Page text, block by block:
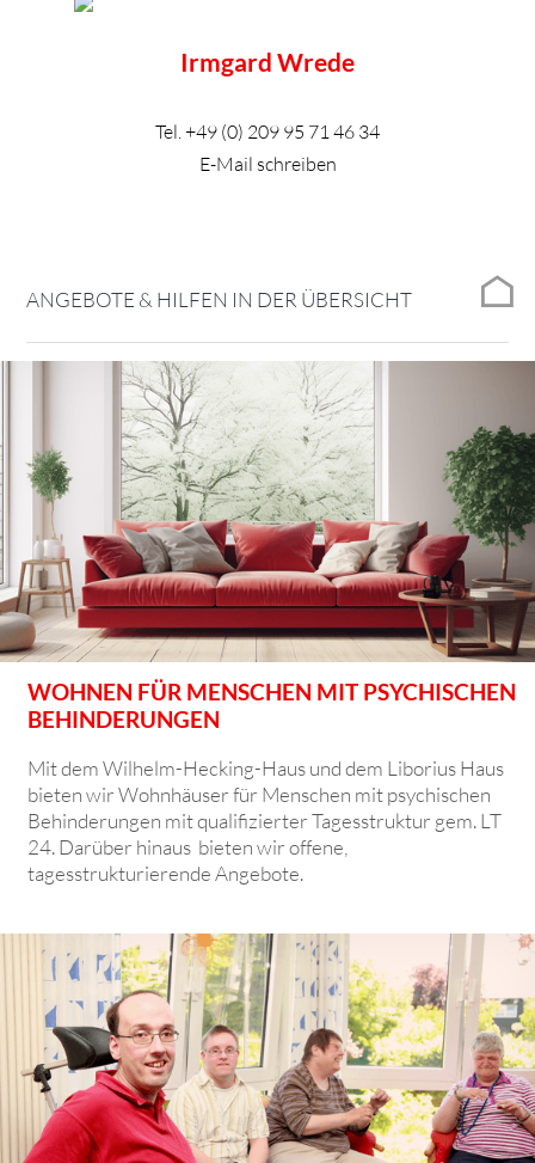
Irmgard Wrede
Tel. +49 (0) 209 95 71 46 34
E-Mail schreiben
ANGEBOTE & HILFEN IN DER ÜBERSICHT
WOHNEN FÜR MENSCHEN MIT PSYCHISCHEN
BEHINDERUNGEN
Mit dem Wilhelm-Hecking-Haus und dem Liborius Haus
bieten wir Wohnhäuser für Menschen mit psychischen
Behinderungen mit qualifizierter Tagesstruktur gem. LT
24. Darüber hinaus bieten wir offene,
tagesstrukturierende Angebote.